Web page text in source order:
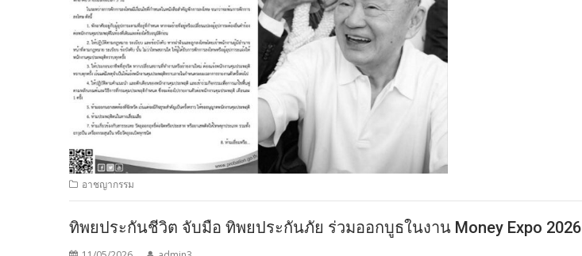
อาชญากรรม
ทิพยประกันชีวิต จับมือ ทิพยประกันภัย ร่วมออกบูธในงาน Money Expo 2026